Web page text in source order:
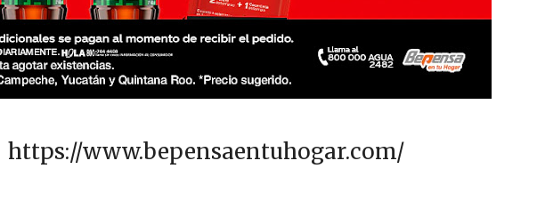
https://www.bepensaentuhogar.com/